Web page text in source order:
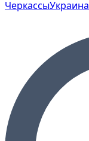
ЧеркассыУкраина